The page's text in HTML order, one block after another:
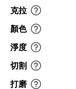
克拉
顏色
淨度
切割
打磨